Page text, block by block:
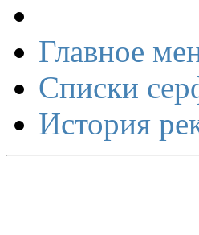
Главное
Списки
История